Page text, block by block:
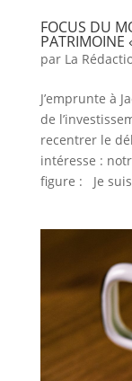
FOCUS DU
PATRIMOINE
par La
J’emprunte à
de
recentrer le
intéresse :
figure : Je